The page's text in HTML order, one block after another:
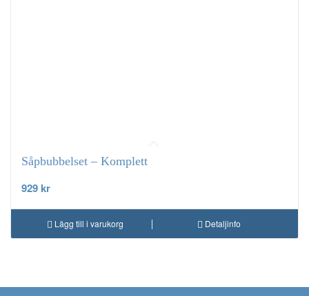
Såpbubbelset – Komplett
929 kr
Lägg till i varukorg Detaljinfo